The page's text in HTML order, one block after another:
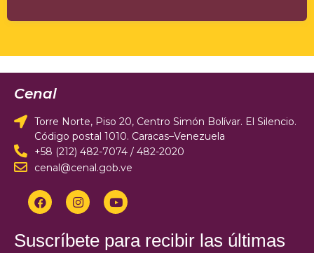
Cenal
Torre Norte, Piso 20, Centro Simón Bolívar. El Silencio.
Código postal 1010. Caracas–Venezuela
+58 (212) 482-7074 / 482-2020
cenal@cenal.gob.ve
Suscríbete para recibir las últimas